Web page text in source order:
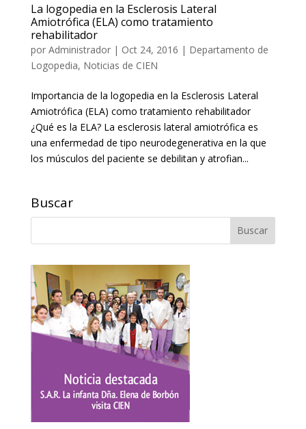
La logopedia en la Esclerosis Lateral
Amiotrófica (ELA) como tratamiento
rehabilitador
por Administrador| Oct 24, 2016 | Departamento de
Logopedia, Noticias de CIEN
Importancia de la logopedia en la Esclerosis Lateral
Amiotrófica (ELA) como tratamiento rehabilitador
¿Qué es la ELA? La esclerosis lateral amiotrófica es
una enfermedad de tipo neurodegenerativa en la que
los músculos del paciente se debilitan y atrofian...
Buscar